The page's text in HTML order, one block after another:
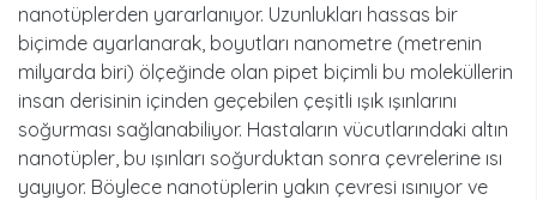
nanotüplerden yararlanıyor. Uzunlukları hassas bir
biçimde ayarlanarak, boyutları nanometre (metrenin
milyarda biri) ölçeğinde olan pipet biçimli bu moleküllerin
insan derisinin içinden geçebilen çeşitli ışık ışınlarını
soğurması sağlanabiliyor. Hastaların vücutlarındaki altın
nanotüpler, bu ışınları soğurduktan sonra çevrelerine ısı
yayıyor. Böylece nanotüplerin yakın çevresi ısınıyor ve